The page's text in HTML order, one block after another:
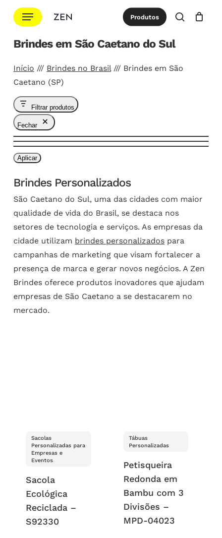
para
conteúdo
Menu Produtos
procurar
Cotação Close
Brindes em São Caetano do Sul
Início /// Brindes no Brasil/// Brindes em São
Caetano (SP)
Filtrar produtos
Fechar
Aplicar
Brindes Personalizados
São Caetano do Sul, uma das cidades com maior
qualidade de vida do Brasil, se destaca nos
setores de tecnologia e serviços. As empresas da
cidade utilizam brindes personalizados para
campanhas de marketing que visam fortalecer a
presença de marca e gerar novos negócios. A Zen
Brindes oferece produtos inovadores que ajudam
empresas de São Caetano a se destacarem no
mercado.
Sacolas
Personalizadas para
Empresas e
Eventos
Sacola
Ecológica
Reciclada –
S92330
Tábuas
Personalizadas
Petisqueira
Redonda em
Bambu com 3
Divisões –
MPD-04023